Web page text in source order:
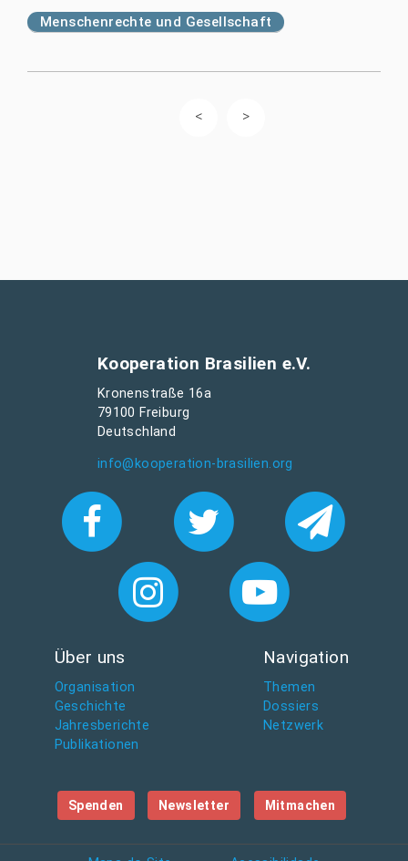
Menschenrechte und Gesellschaft
Kooperation Brasilien e.V.
Kronenstraße 16a
79100 Freiburg
Deutschland
info@kooperation-brasilien.org
Über uns
Organisation
Geschichte
Jahresberichte
Publikationen
Navigation
Themen
Dossiers
Netzwerk
Spenden Newsletter Mitmachen